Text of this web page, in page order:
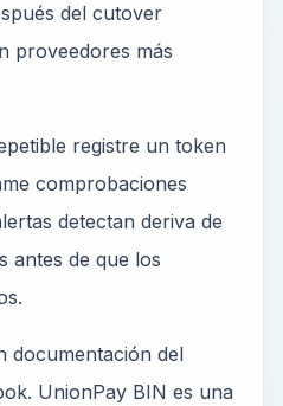
del cutover
proveedores más
registre un token
comprobaciones
detectan deriva de
antes de que los
documentación del
UnionPay BIN es una